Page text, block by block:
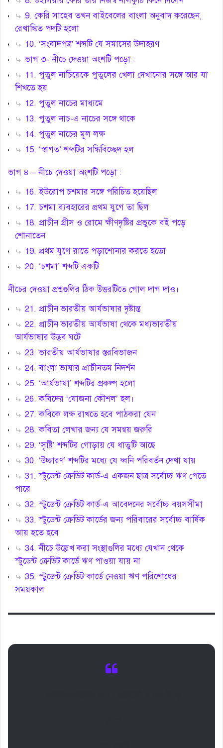
9. কেরি সাহেব তখন বাইবেলের বাংলা অনুবাদ করেছেন,
রেখাঙ্কিত পদটি হলো
10. ‘সংবাদপত্র’ শব্দটি যে সমাসের উদাহরণ
ভাগ ৩- নীচে দেওয়া অংশটি পড়ো :
11. পুতুল নাচিয়েকে পুতুলের খেলা দেখানোর সঙ্গে আর যা
শিখতে হয়
12. পুতুল নাচের মাধ্যমে
13. পুতুল নাচ-এ নাচের সঙ্গে থাকে
14. পুতুল নাচের মূল লক্ষ
15. ‘স্বাগত’ শব্দটির সন্ধিবিচ্ছেদ হল
ভাগ ৪ – নীচে দেওয়া অংশটি পড়ো :
16. ইউরোপ চশমার সঙ্গে পরিচিত হয়েছিল
17. চশমা ব্যবহারের প্রথম যুগে তা ছিল
18. প্রাচীন গ্রীস ও রোমে ক্ষীণদৃষ্টির প্রভুকে বই পড়ে
শোনাতেন
19. প্রথম যুগে রাতে পড়াশোনার করতে হতো
20. ‘চশমা’ শব্দটি একটি
নীচের দেওয়া প্রশ্নগুলির ঠিক উত্তরটিতে গোল দাগ দাও।
21. প্রাচীন ভারতীয় আর্যভাষার দৃষ্টান্ত
22. প্রাচীন ভারতীয় আর্যভাষা থেকে মধ্যভারতীয়
আর্যভাষার উদ্ভব ঘটে
23. ভারতীয় আর্যভাষার স্তরবিভাজন
24. বাংলা ভাষার প্রাচীনতম নিদর্শন
25. ‘আর্যভাষা’ শব্দটির প্রকল্প হলো
26. কবিদের ‘যোজনা কৌশল’ হল।
27. কবিকে লক্ষ রাখতে হবে পাঠকরা যেন
28. কবিতা লেখার জন্য যে সমন্বয় জরুরি
29. ‘সৃষ্টি’ শব্দটির গোড়ায় যে ধাতুটি আছে
30. ‘উচ্চারণ’ শব্দটির মধ্যে যে ধ্বনি পরিবর্তন দেখা যায়
31. স্টুডেন্ট ক্রেডিট কার্ড-এ একজন ছাত্র সর্বোচ্চ ঋণ পেতে
পারে
32. স্টুডেন্ট ক্রেডিট কার্ড-এ আবেদনের সর্বোচ্চ বয়সসীমা
33. স্টুডেন্ট ক্রেডিট কার্ডের জন্য পরিবারের সর্বোচ্চ বার্ষিক
আয় হতে হবে
34. নীচে উল্লেখ করা সংস্থাগুলির মধ্যে যেখান থেকে
স্টুডেন্ট ক্রেডিট কার্ডে ঋণ পাওয়া যায় না
35. স্টুডেন্ট ক্রেডিট কার্ডে নেওয়া ঋণ পরিশোধের
সময়কাল